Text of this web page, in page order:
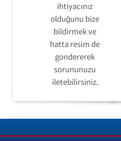
ihtiyacınız
olduğunu bize
bildirmek ve
hatta resim de
gondererek
sorununuzu
iletebilirsiniz.